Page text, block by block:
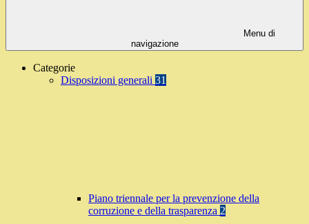
Menu di
navigazione
Categorie
Disposizioni generali 31
Piano triennale per la prevenzione della
corruzione e della trasparenza 2